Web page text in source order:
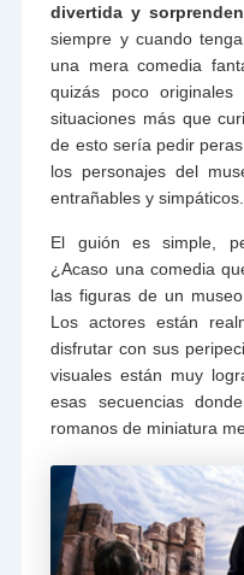
divertida y
siempre y cuando
una mera comedia
quizás poco
situaciones más que
de esto sería pedir
los personajes del
entrañables y simpáticos.
El guión es simple,
¿Acaso una comedia
las figuras de un
Los actores están
disfrutar con sus
visuales están muy
esas secuencias
romanos de miniatura